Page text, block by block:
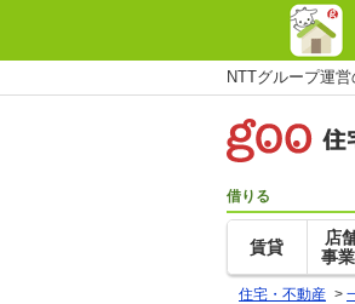
NTTグループ運
借りる
賃貸
店
事
住宅・不動産 >